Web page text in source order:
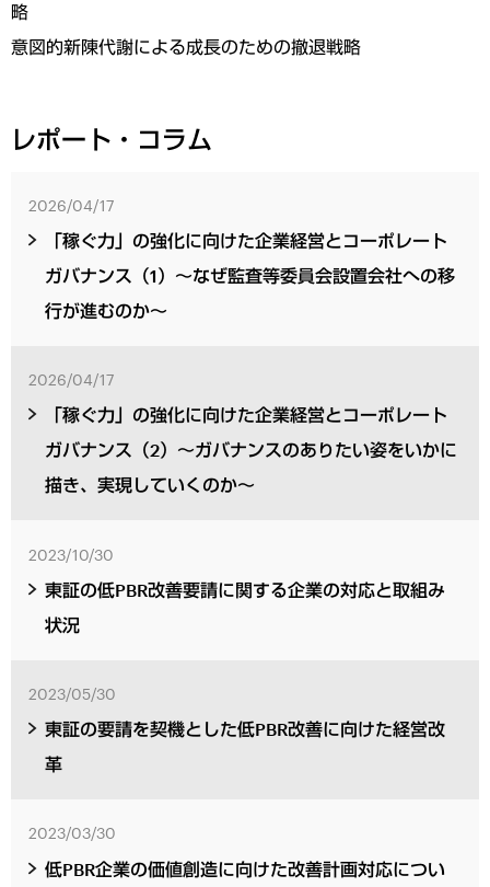
略
意図的新陳代謝による成長のための撤退戦略
レポート・コラム
2026/04/17
「稼ぐ力」の強化に向けた企業経営とコーポレート
ガバナンス（1）～なぜ監査等委員会設置会社への移
行が進むのか～
2026/04/17
「稼ぐ力」の強化に向けた企業経営とコーポレート
ガバナンス（2）～ガバナンスのありたい姿をいかに
描き、実現していくのか～
2023/10/30
東証の低PBR改善要請に関する企業の対応と取組み
状況
2023/05/30
東証の要請を契機とした低PBR改善に向けた経営改
革
2023/03/30
低PBR企業の価値創造に向けた改善計画対応につい